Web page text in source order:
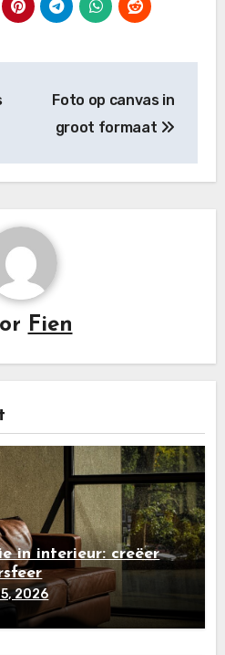
Foto op canvas in
groot formaat
Fien
in interieur: creëer
2026